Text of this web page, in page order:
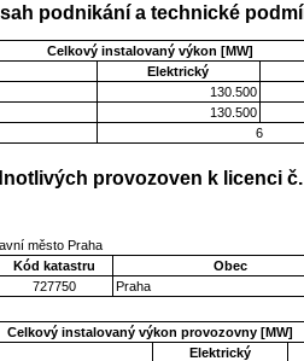
podnikání a technické
Celkový instalovaný výkon [MW]
Elektrický
130.500
130.500
6
provozoven k licenci č.
město Praha
Kód katastru Obec
727750 Praha
Celkový instalovaný výkon provozovny [MW]
Elektrický